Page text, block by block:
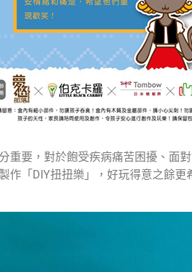
重要，對於飽受疾病痛苦困擾、面
作「DIY扭扭樂」，好玩得意之餘更